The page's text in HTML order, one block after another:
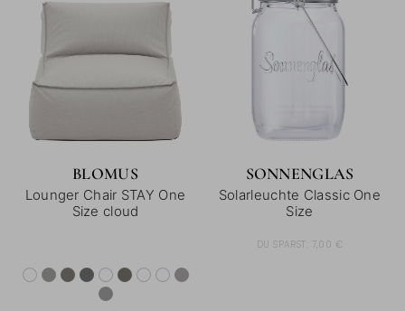
BLOMUS
Lounger Chair STAY One
Size cloud
SONNENGLAS
Solarleuchte Classic One
Size
DU SPARST: 7,00 €